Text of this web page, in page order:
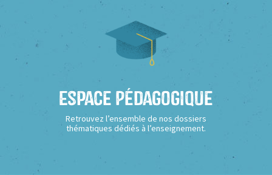
Espace Pédagogique
Retrouvez l’ensemble de nos dossiers
thématiques dédiés à l’enseignement.